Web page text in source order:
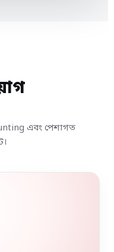
এবং পেশাগত